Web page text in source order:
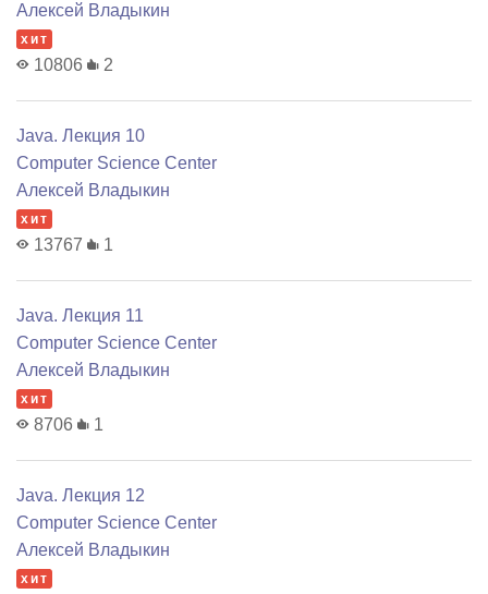
Алексей Владыкин
хит
10806 2
Java. Лекция 10
Computer Science Center
Алексей Владыкин
хит
13767 1
Java. Лекция 11
Computer Science Center
Алексей Владыкин
хит
8706 1
Java. Лекция 12
Computer Science Center
Алексей Владыкин
хит